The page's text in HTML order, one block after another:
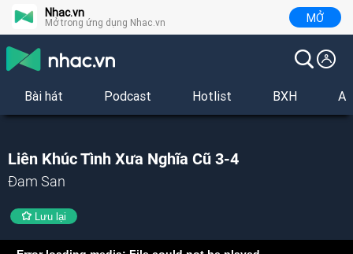
Nhac.vn
Mở trong ứng dụng Nhac.vn MỞ
Bài hát Podcast Hotlist BXH
Liên Khúc Tình Xưa Nghĩa Cũ 3-4
Đam San
Lưu lại